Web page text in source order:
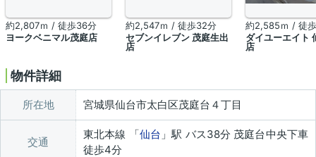
約2,807ｍ / 徒歩36分
ヨークベニマル茂庭店
約2,547ｍ / 徒歩32分
セブンイレブン 茂庭生出
店
約2,585ｍ / 徒
ダイユーエイト
店
物件詳細
所在地 宮城県仙台市太白区茂庭台４丁目
交通
東北本線 「仙台 」駅 バス38分 茂庭台中央下車
徒歩4分